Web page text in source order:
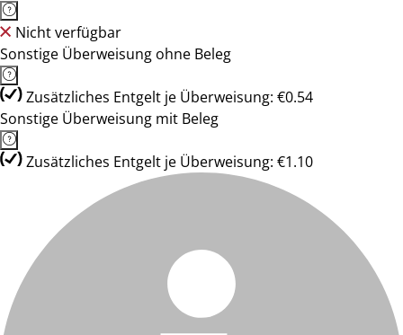
Nicht verfügbar
Sonstige Überweisung ohne Beleg
Zusätzliches Entgelt je Überweisung: €0.54
Sonstige Überweisung mit Beleg
Zusätzliches Entgelt je Überweisung: €1.10